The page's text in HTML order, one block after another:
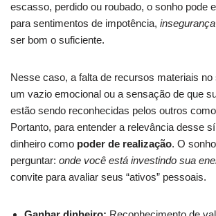
escasso, perdido ou roubado, o sonho pode
para sentimentos de impotência, insegurança
ser bom o suficiente.
Nesse caso, a falta de recursos materiais
um vazio emocional ou a sensação de que
estão sendo reconhecidas pelos outros
Portanto, para entender a relevância desse
dinheiro como poder de realização. O
perguntar: onde você está investindo sua
convite para avaliar seus “ativos” pessoais.